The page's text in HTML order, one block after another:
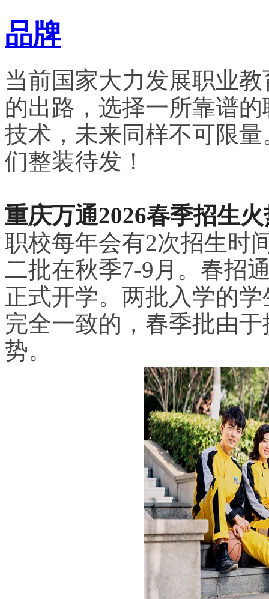
品牌
当前国家大力发展职业
的出路，选择一所靠谱
技术，未来同样不可限
们整装待发！
重庆万通2026春季招生
职校每年会有2次招生时
二批在秋季7-9月。春招
正式开学。两批入学的
完全一致的，春季批由
势。